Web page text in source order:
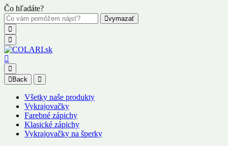
Čo hľadáte?
vymazať
Back
Všetky naše produkty
Vykrajovačky
Farebné zápichy
Klasické zápichy
Vykrajovačky na šperky